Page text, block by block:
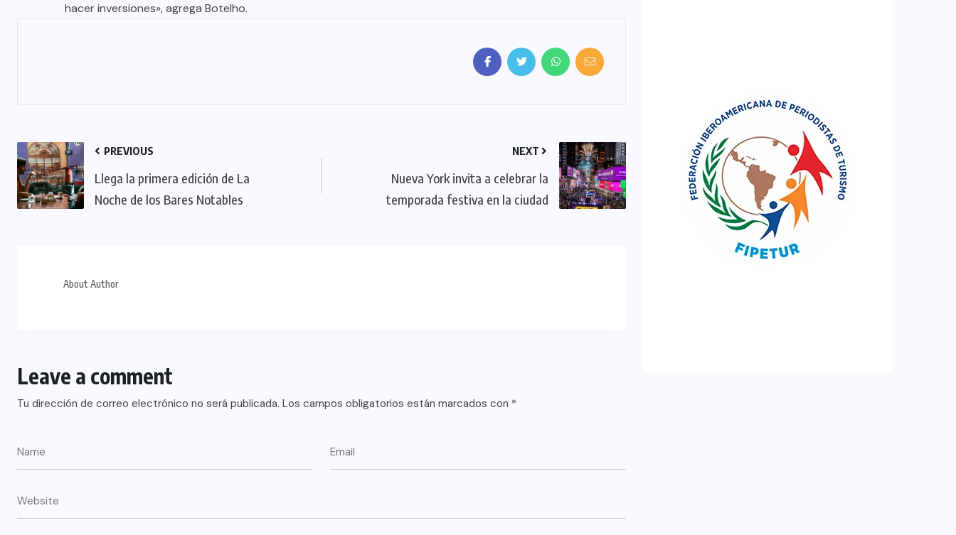
hacer inversiones», agrega Botelho.
PREVIOUS
Llega la primera edición de La
Noche de los Bares Notables
NEXT
Nueva York invita a celebrar la
temporada festiva en la ciudad
About Author
Leave a comment
Tu dirección de correo electrónico no será publicada. Los campos obligatorios están marcados con *